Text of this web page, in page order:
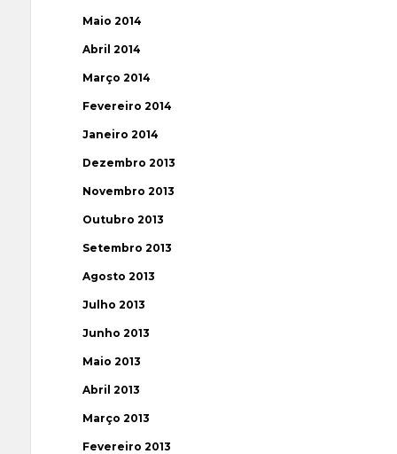
Maio 2014
Abril 2014
Março 2014
Fevereiro 2014
Janeiro 2014
Dezembro 2013
Novembro 2013
Outubro 2013
Setembro 2013
Agosto 2013
Julho 2013
Junho 2013
Maio 2013
Abril 2013
Março 2013
Fevereiro 2013